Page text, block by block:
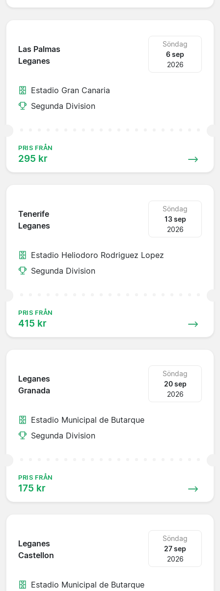
Las Palmas
Leganes
Söndag
6 sep
2026
Estadio Gran Canaria
Segunda Division
PRIS FRÅN
295 kr
Tenerife
Leganes
Söndag
13 sep
2026
Estadio Heliodoro Rodriguez Lopez
Segunda Division
PRIS FRÅN
415 kr
Leganes
Granada
Söndag
20 sep
2026
Estadio Municipal de Butarque
Segunda Division
PRIS FRÅN
175 kr
Leganes
Castellon
Söndag
27 sep
2026
Estadio Municipal de Butarque